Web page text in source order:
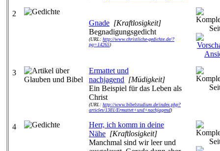
2
Gnade [Kraftlosigkeit]
Begnadigungsgedicht
(URL: http://www.christliche-gedichte.de/?
pg=14265)
3
Ermattet und
nachjagend [Müdigkeit]
Ein Beispiel für das Leben als
Christ
(URL: http://www.bibelstudium.de/index.php?
articles/1381/Ermattet+und+nachjagend)
4
Herr, ich komm in deine
Nähe [Kraftlosigkeit]
Manchmal sind wir leer und